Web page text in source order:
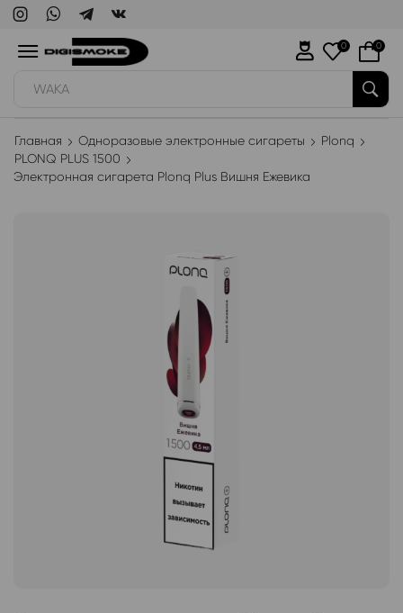
WAKA
0 0
Главная Одноразовые электронные сигареты
Plonq
PLONQ PLUS 1500
Электронная сигарета Plonq Plus Вишня Ежевика